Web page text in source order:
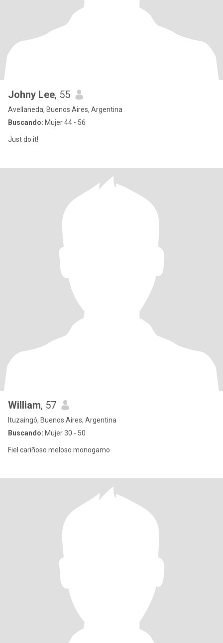
Johny Lee, 55
Avellaneda, Buenos Aires, Argentina
Buscando: Mujer 44 - 56
Just do it!
William, 57
Ituzaingó, Buenos Aires, Argentina
Buscando: Mujer 30 - 50
Fiel cariñoso meloso monogamo